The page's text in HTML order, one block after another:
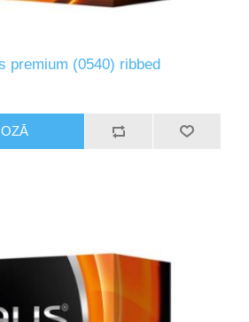
premium (0540) ribbed